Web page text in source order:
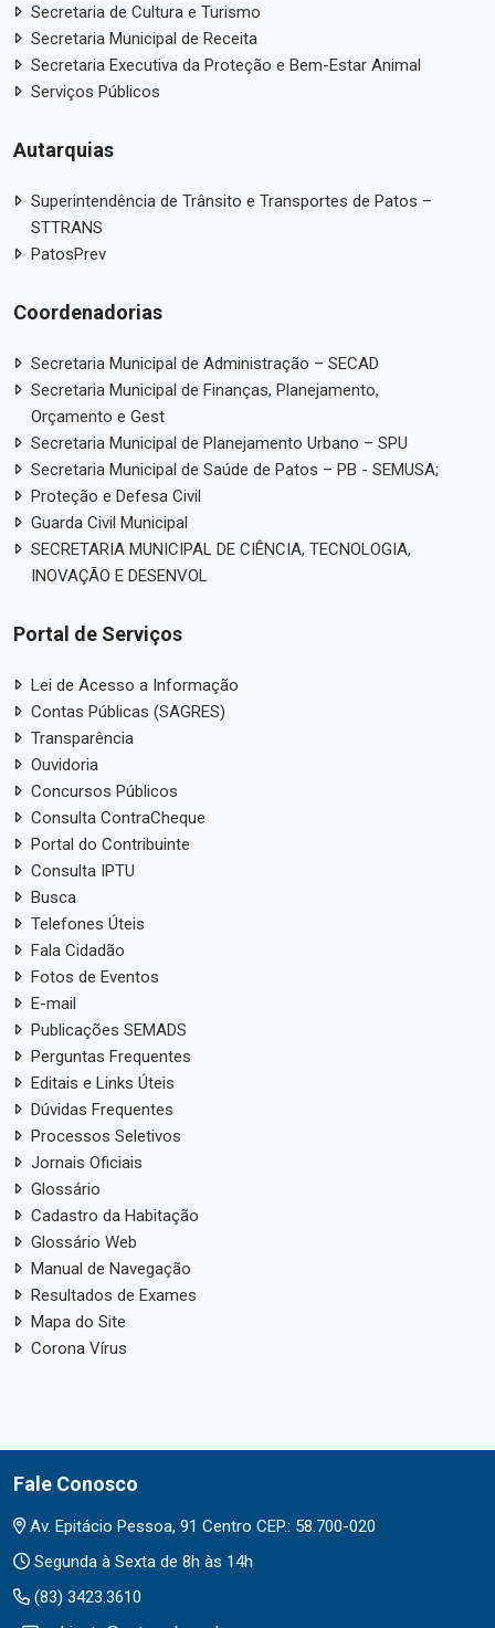
Secretaria de Cultura e Turismo
Secretaria Municipal de Receita
Secretaria Executiva da Proteção e Bem-Estar Animal
Serviços Públicos
Autarquias
Superintendência de Trânsito e Transportes de Patos –
STTRANS
PatosPrev
Coordenadorias
Secretaria Municipal de Administração – SECAD
Secretaria Municipal de Finanças, Planejamento,
Orçamento e Gest
Secretaria Municipal de Planejamento Urbano – SPU
Secretaria Municipal de Saúde de Patos – PB - SEMUSA;
Proteção e Defesa Civil
Guarda Civil Municipal
SECRETARIA MUNICIPAL DE CIÊNCIA, TECNOLOGIA,
INOVAÇÃO E DESENVOL
Portal de Serviços
Lei de Acesso a Informação
Contas Públicas (SAGRES)
Transparência
Ouvidoria
Concursos Públicos
Consulta ContraCheque
Portal do Contribuinte
Consulta IPTU
Busca
Telefones Úteis
Fala Cidadão
Fotos de Eventos
E-mail
Publicações SEMADS
Perguntas Frequentes
Editais e Links Úteis
Dúvidas Frequentes
Processos Seletivos
Jornais Oficiais
Glossário
Cadastro da Habitação
Glossário Web
Manual de Navegação
Resultados de Exames
Mapa do Site
Corona Vírus
Fale Conosco
Av. Epitácio Pessoa, 91 Centro CEP.: 58.700-020
Segunda à Sexta de 8h às 14h
(83) 3423.3610